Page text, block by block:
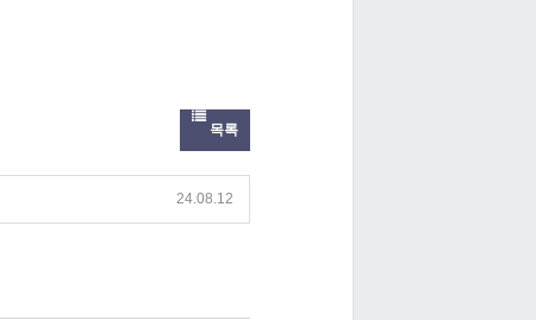
목록
24.08.12